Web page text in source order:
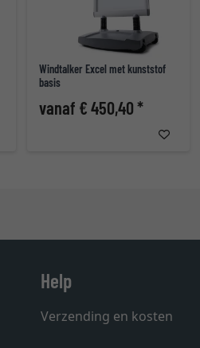
Windtalker Excel met kunststof
basis
vanaf € 450,40 *
Help
Verzending en kosten